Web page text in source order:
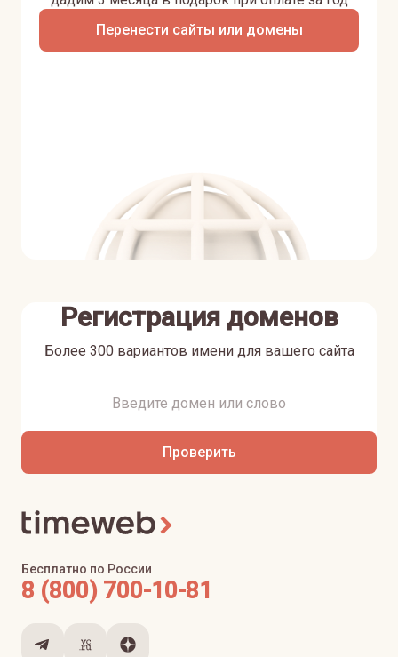
Перенести сайты или домены
Регистрация доменов
Более 300 вариантов имени для вашего сайта
Проверить
Бесплатно по России
8 (800) 700-10-81